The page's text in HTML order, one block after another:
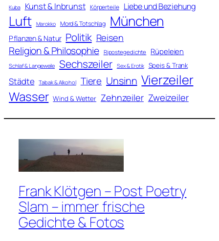
Kuba Kunst & Inbrunst Körperteile Liebe und Beziehung
Luft Marokko Mord & Totschlag München
Pflanzen & Natur Politik Reisen
Religion & Philosophie Ripostegedichte Rüpeleien
Schlaf & Langeweile Sechszeiler Sex & Erotik Speis & Trank
Städte Tabak & Alkohol Tiere Unsinn Vierzeiler
Wasser Wind & Wetter Zehnzeiler Zweizeiler
Frank Klötgen – Post Poetry
Slam – immer frische
Gedichte & Fotos